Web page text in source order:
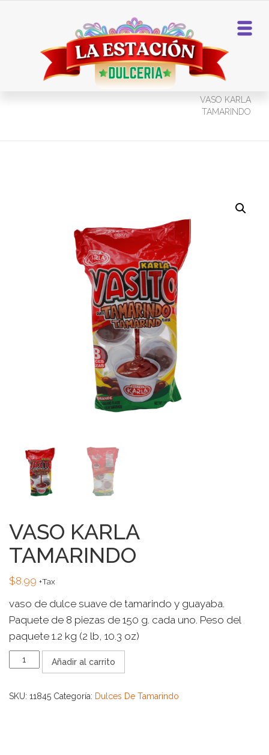
Home
Dulces De Tamarindo
VASO KARLA
TAMARINDO
VASO KARLA
TAMARINDO
$8.99 +Tax
vaso de dulce suave de tamarindo y guayaba.
Paquete de 8 piezas de 150 g. cada uno. Peso del
paquete 1.2 kg (2 lb, 10.3 oz)
VASO
KARLA
cantidad
Añadir al carrito
SKU: 11845 Categoría: Dulces De Tamarindo